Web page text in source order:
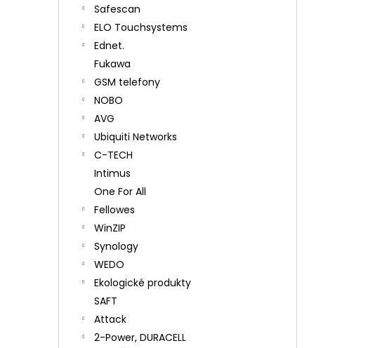
Safescan
ELO Touchsystems
Ednet.
Fukawa
GSM telefony
NOBO
AVG
Ubiquiti Networks
C-TECH
Intimus
One For All
Fellowes
WinZIP
Synology
WEDO
Ekologické produkty
SAFT
Attack
2-Power, DURACELL